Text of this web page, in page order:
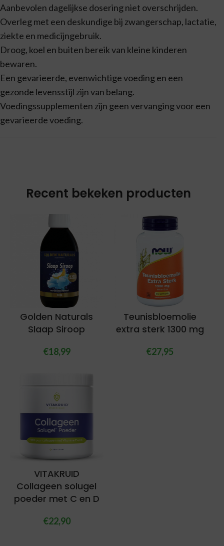
Aanbevolen dagelijkse dosering niet overschrijden.
Overleg met een deskundige bij zwangerschap, lactatie,
ziekte en medicijngebruik.
Droog, koel en buiten bereik van kleine kinderen
bewaren.
Een gevarieerde, evenwichtige voeding en een
gezonde levensstijl zijn van belang.
Voedingssupplementen zijn geen vervanging voor een
gevarieerde voeding.
Recent bekeken producten
Golden Naturals
Slaap Siroop
€18,99
Teunisbloemolie
extra sterk 1300 mg
€27,95
VITAKRUID
Collageen solugel
poeder met C en D
€22,90